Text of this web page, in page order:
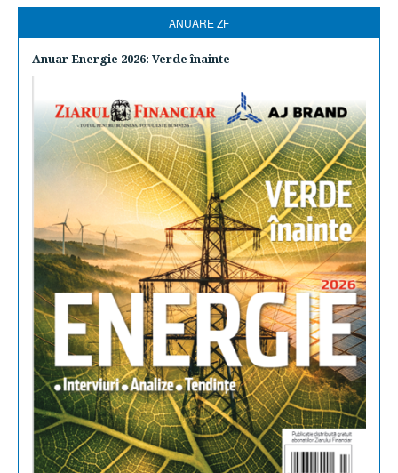
ANUARE ZF
Anuar Energie 2026: Verde înainte